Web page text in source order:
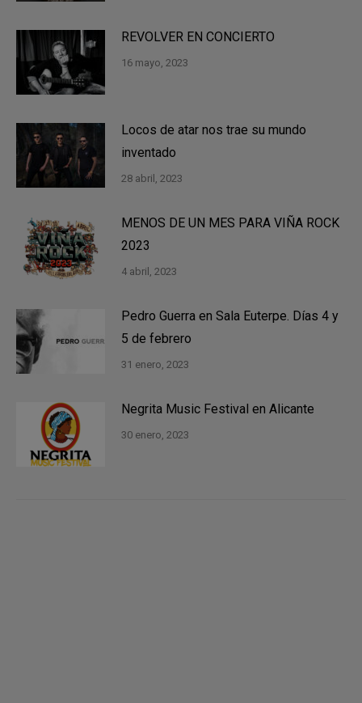
REVOLVER EN CONCIERTO
16 mayo, 2023
Locos de atar nos trae su mundo
inventado
28 abril, 2023
MENOS DE UN MES PARA VIÑA ROCK
2023
4 abril, 2023
Pedro Guerra en Sala Euterpe. Días 4 y
5 de febrero
31 enero, 2023
Negrita Music Festival en Alicante
30 enero, 2023